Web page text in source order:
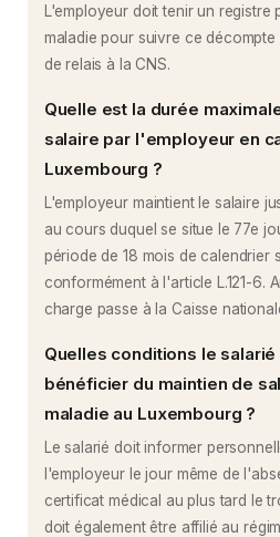
L'employeur doit tenir un registre
maladie pour suivre ce
de relais à la CNS.
Quelle est la durée
salaire par l'employeur en
Luxembourg ?
L'employeur maintient le salaire
au cours duquel se situe le 77e
période de 18 mois de calendrier
conformément à l'article L.121-6.
charge passe à la Caisse
Quelles conditions le
bénéficier du maintien de
maladie au Luxembourg ?
Le salarié doit informer
l'employeur le jour même de
certificat médical au plus tard le
doit également être affilié au